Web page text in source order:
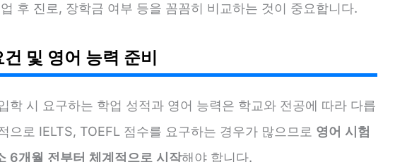
후 진로, 장학금 여부 등을 꼼꼼히 비교하는 것이 중요합니다.
및 영어 능력 준비
학 시 요구하는 학업 성적과 영어 능력은 학교와 전공에 따라 다릅
으로 IELTS, TOEFL 점수를 요구하는 경우가 많으므로 영어 시험
6개월 전부터 체계적으로 시작해야 합니다.